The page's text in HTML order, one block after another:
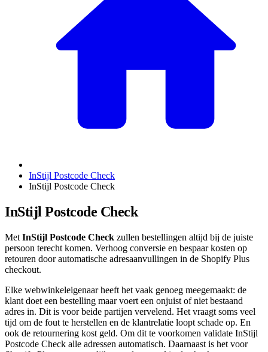
InStijl Postcode Check
InStijl Postcode Check
InStijl Postcode Check
Met InStijl Postcode Check zullen bestellingen altijd bij de juiste
persoon terecht komen. Verhoog conversie en bespaar kosten op
retouren door automatische adresaanvullingen in de Shopify Plus
checkout.
Elke webwinkeleigenaar heeft het vaak genoeg meegemaakt: de
klant doet een bestelling maar voert een onjuist of niet bestaand
adres in. Dit is voor beide partijen vervelend. Het vraagt soms veel
tijd om de fout te herstellen en de klantrelatie loopt schade op. En
ook de retournering kost geld. Om dit te voorkomen validate InStijl
Postcode Check alle adressen automatisch. Daarnaast is het voor